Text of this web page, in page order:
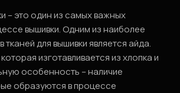
– это один из самых важных
вышивки. Одним из наиболее
тканей для вышивки является айда.
изготавливается из хлопка и
особенность – наличие
образуются в процессе